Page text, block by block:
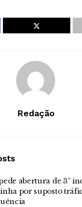
Redação
abertura de 3º
por suposto